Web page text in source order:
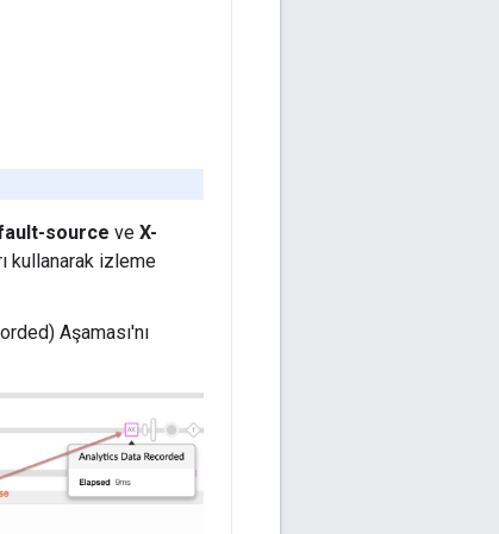
source ve X-
kullanarak izleme
Aşaması'nı